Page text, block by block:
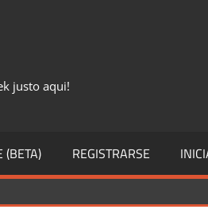
justo aqui!
(BETA) REGISTRARSE